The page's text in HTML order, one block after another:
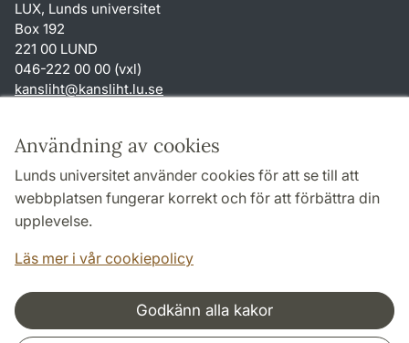
Användning av cookies
Lunds universitet använder cookies för att se till att
webbplatsen fungerar korrekt och för att förbättra din
upplevelse.
Läs mer i vår cookiepolicy
Godkänn alla kakor
LUX, Lunds universitet
Box 192
221 00 LUND
046-222 00 00 (vxl)
kansliht@kansliht.lu.se
Genvägar
Om webbplatsen och cookies
Behandling av personuppgifter
Tillgänglighetsredogörelse
Samarbeten och nätverk